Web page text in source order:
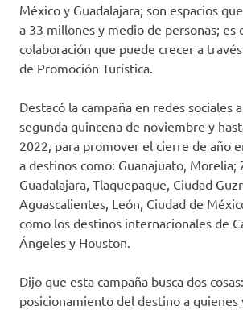
México y Guadalajara; son espacios
a 33 millones y medio de personas; es
colaboración que puede crecer a
de Promoción Turística.
Destacó la campaña en redes sociales
segunda quincena de noviembre y
2022, para promover el cierre de año
a destinos como: Guanajuato, Morelia;
Guadalajara, Tlaquepaque, Ciudad
Aguascalientes, León, Ciudad de
como los destinos internacionales de
Ángeles y Houston.
Dijo que esta campaña busca dos
posicionamiento del destino a quienes